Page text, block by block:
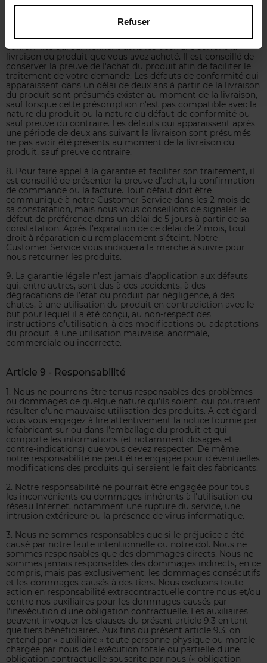
Refuser
contrat.
7. Durée de la garantie légale de conformité :
La garantie légale de conformité couvre les défauts de
conformité qui surviennent dans les deux ans suivant la
livraison du produit que vous avez acheté. Il est conseillé de
conserver la preuve de l'achat du produit afin de faciliter le
traitement de votre demande. Les défauts de conformité qui
apparaissent dans un délai de deux ans à partir de la livraison
du produit sont présumés exister au moment de la livraison,
sauf lorsque cette présomption n'est pas compatible avec la
nature du produit ou la nature du défaut de conformité ou
sauf preuve du contraire. Les défauts qui apparaissent après
une période de deux ans suivant la livraison sont présumés
ne pas avoir été présents au moment de la livraison du
produit, sauf preuve contraire.
8. Pour faire appel à la garantie et faciliter son traitement, il
est conseillé de présenter la preuve d’achat, la confirmation
de commande ou la facture. Tout défaut doit être
communiqué à notre Customer Service dans les 2 mois de
sa constatation, mais nous vous conseillons de signaler le
défaut de préférence dans un délai de 5 jours à partir de sa
constatation. Après l’expiration de ce délai de 2 mois, tout
droit à réparation ou remplacement s’éteint. Notre
Customer Service vous indiquera la marche à suivre pour
nous retourner les produits.
9. La garantie légale n’est jamais d’application aux défauts
qui, entre autres, sont dus à des accidents, à des
dégradations de l’état du produit par négligence, à des
chutes, à une utilisation du produit en contradiction avec le
but pour lequel il a été conçu, au non-respect des
instructions d’utilisation, à des modifications ou adaptations
du produit, à une utilisation mauvaise, anormale,
commerciale ou incorrecte.
Article 9 - Responsabilité
1. Nous ne pourrons être tenus responsables des problèmes
ou dommages de quelque nature qu'ils soient, qui pourraient
résulter d'une mauvaise utilisation des produits. A cet égard,
vous vous engagez à lire attentivement la notice fournie par
le fabricant sur ou dans l'emballage du produit et qui
comporte les informations (et notamment dosages et
contre-indications) que vous devez respecter. De même,
notre responsabilité ne peut être engagée pour d'éventuelles
modifications des produits qui seraient le fait des fabricants.
2. Notre responsabilité ne pourrait être engagée pour tous
les inconvénients ou dommages inhérents à l'utilisation du
réseau Internet, notamment une rupture du service, une
intrusion extérieure ou la présence de virus informatique.
3. Nous ne sommes responsables que si le préjudice a été
causé par notre faute intentionnelle ou notre dol. Nous ne
sommes responsables que des dommages directs. Nous ne
sommes jamais responsables des dommages indirects, en ce
compris, mais pas exclusivement, les dommages consécutifs
et les dommages causés à des tiers. Nous excluons toute
action en responsabilité extracontractuelle contre nous et/ou
contre nos auxiliaires pour les dommages causés par
l'inexécution d'une obligation contractuelle. Les auxiliaires
peuvent invoquer les clauses du présent article 9.3 en tant
que tiers bénéficiaires. Aux fins du présent article 9.3, on
entend par « auxiliaire » toute personne physique ou morale
chargée par nous de l'exécution totale ou partielle d'une
obligation contractuelle souscrite par nous (« obligation